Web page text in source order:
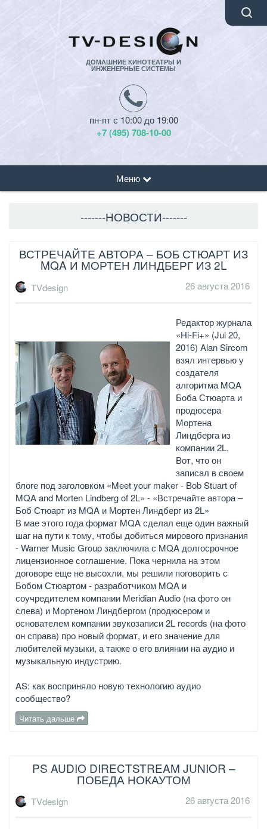
ДОМАШНИЕ КИНОТЕАТРЫ И
ИНЖЕНЕРНЫЕ СИСТЕМЫ
пн-пт с 10:00 до 19:00
+7 (495) 708-10-00
Меню
-------НОВОСТИ-------
ВСТРЕЧАЙТЕ АВТОРА – БОБ СТЮАРТ ИЗ
MQA И МОРТЕН ЛИНДБЕРГ ИЗ 2L
TVdesign 26 августа 2016
Редактор журнала
«Hi-Fi+» (Jul 20,
2016) Alan Sircom
взял интервью у
создателя
алгоритма MQA
Боба Стюарта и
продюсера
Мортена
Линдберга из
компании 2L.
Вот, что он
записал в своем
блоге под заголовком «Meet your maker - Bob Stuart of
MQA and Morten Lindberg of 2L» - «Встречайте автора –
Боб Стюарт из MQA и Мортен Линдберг из 2L»
В мае этого года формат MQA сделал еще один важный
шаг на пути к тому, чтобы добиться мирового признания
- Warner Music Group заключила с MQA долгосрочное
лицензионное соглашение. Пока чернила на этом
договоре еще не высохли, мы решили поговорить с
Бобом Стюартом - разработчиком MQA и
соучредителем компании Meridian Audio (на фото он
слева) и Мортеном Линдбергом (продюсером и
основателем компании звукозаписи 2L records (на фото
он справа) про новый формат, и его значение для
любителей музыки, а также о его влиянии на аудио и
музыкальную индустрию.
AS: как восприняло новую технологию аудио
сообщество?
Читать дальше
PS AUDIO DIRECTSTREAM JUNIOR –
ПОБЕДА НОКАУТОМ
TVdesign 26 августа 2016